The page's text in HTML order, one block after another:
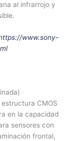
al infrarrojo y
www.sony-
CMOS
en la capacidad
sensores con
frontal,